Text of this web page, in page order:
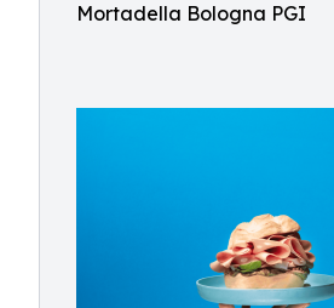
Mortadella Bologna PGI